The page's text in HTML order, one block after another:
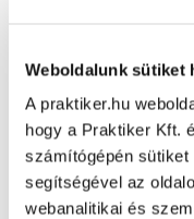
Weboldalunk sütiket
A praktiker.hu
hogy a Praktiker Kft.
számítógépén
segítségével az
webanalitikai és